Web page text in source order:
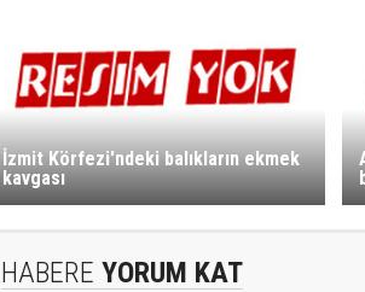
İzmit Körfezi'ndeki balıkların ekmek
kavgası
HABERE YORUM KAT